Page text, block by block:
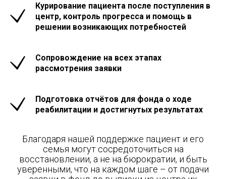
Курирование пациента после поступления в
центр, контроль прогресса и помощь в
решении возникающих потребностей
Сопровождение на всех этапах
рассмотрения заявки
Подготовка отчётов для фонда о ходе
реабилитации и достигнутых результатах
Благодаря нашей поддержке пациент и его
семья могут сосредоточиться на
восстановлении, а не на бюрократии, и быть
уверенными, что на каждом шаге – от подачи